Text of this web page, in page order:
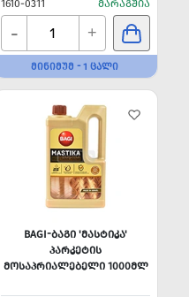
1610-0311 ᲛᲐᲠᲐᲒᲨᲘᲐ
- +
ᲛᲘᲜᲘᲛᲣᲛ - 1 ᲪᲐᲚᲘ
BAGI-ᲑᲐᲒᲘ 'ᲛᲐᲡᲢᲘᲙᲐ'
ᲞᲐᲠᲙᲔᲢᲘᲡ
ᲛᲝᲡᲐᲞᲠᲘᲐᲚᲔᲑᲔᲚᲘ 1000ᲛᲚ